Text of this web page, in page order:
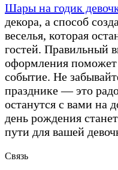
Шары на годик
декора, а способ
веселья, которая
гостей. Правильный
оформления поможет
событие. Не
празднике — это
останутся с вами на
день рождения
пути для вашей
Связь